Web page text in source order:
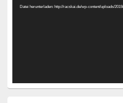
Datei herunterladen: http://racskai.de/wp-content/uploads/